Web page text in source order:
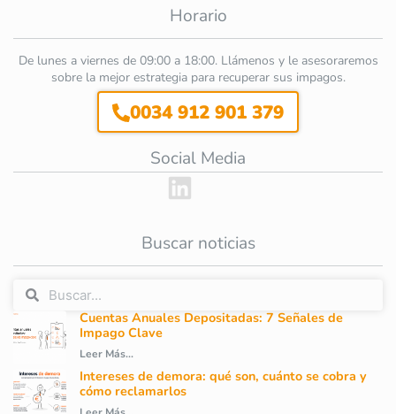
Horario
De lunes a viernes de 09:00 a 18:00. Llámenos y le asesoraremos
sobre la mejor estrategia para recuperar sus impagos.
0034 912 901 379
Social Media
Buscar noticias
Cuentas Anuales Depositadas: 7 Señales de
Impago Clave
Leer Más...
Intereses de demora: qué son, cuánto se cobra y
cómo reclamarlos